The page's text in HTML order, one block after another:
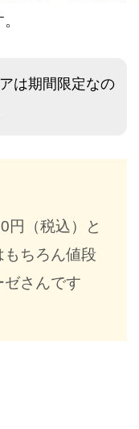
は期間限定なの
円（税込）と
もちろん値段
ゼさんです